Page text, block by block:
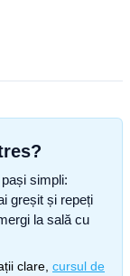
simpli:
greșit și repeți
la sală cu
clare, cursul de